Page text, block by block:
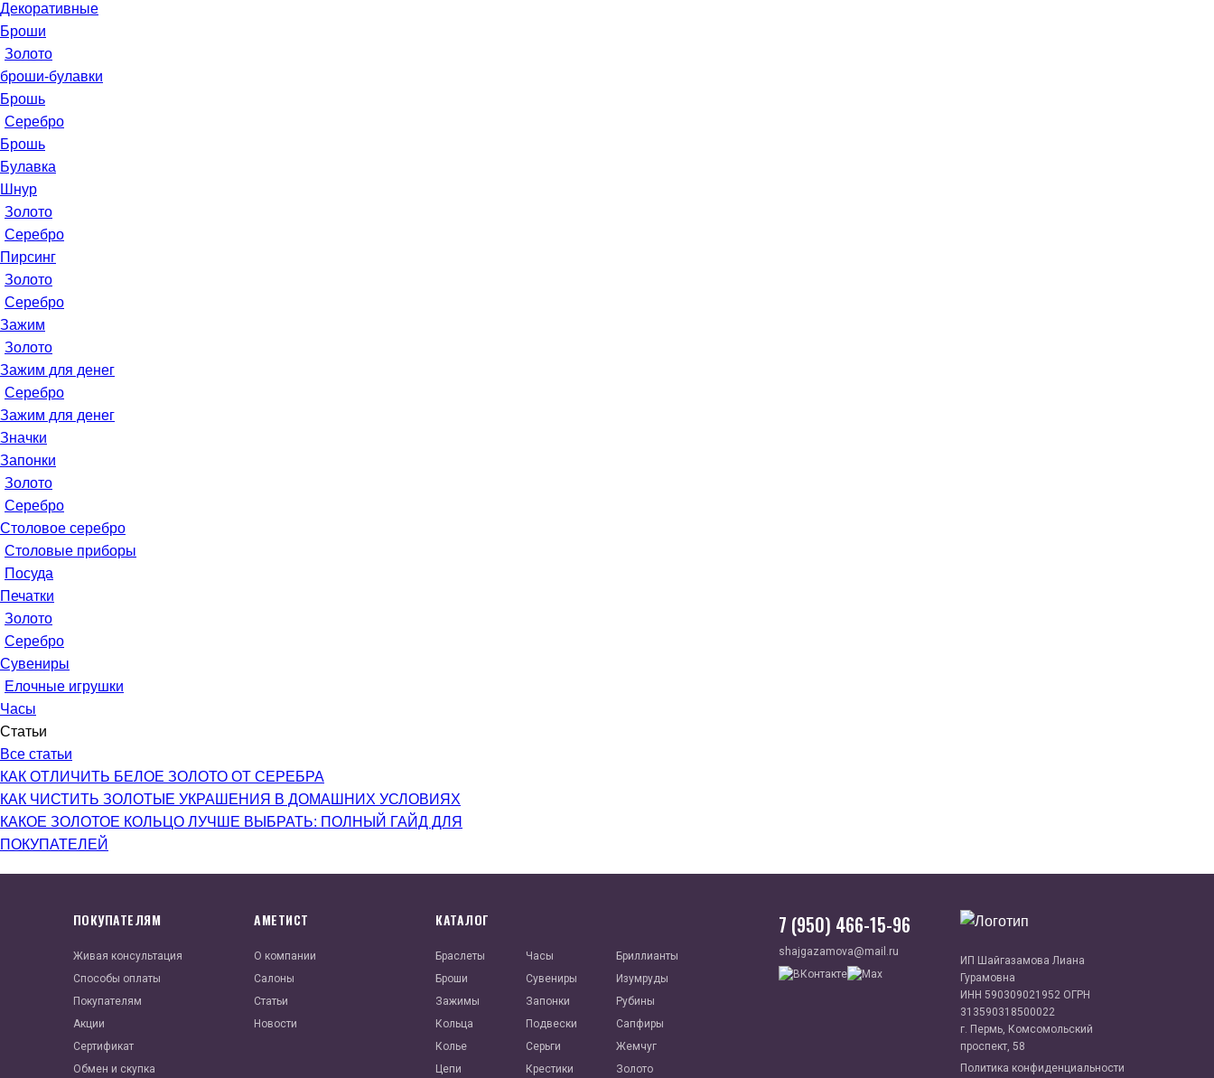
Декоративные
Броши
Золото
броши-булавки
Брошь
Серебро
Брошь
Булавка
Шнур
Золото
Серебро
Пирсинг
Золото
Серебро
Зажим
Золото
Зажим для денег
Серебро
Зажим для денег
Значки
Запонки
Золото
Серебро
Столовое серебро
Столовые приборы
Посуда
Печатки
Золото
Серебро
Сувениры
Елочные игрушки
Часы
Статьи
Все статьи
КАК ОТЛИЧИТЬ БЕЛОЕ ЗОЛОТО ОТ СЕРЕБРА
КАК ЧИСТИТЬ ЗОЛОТЫЕ УКРАШЕНИЯ В ДОМАШНИХ УСЛОВИЯХ
КАКОЕ ЗОЛОТОЕ КОЛЬЦО ЛУЧШЕ ВЫБРАТЬ: ПОЛНЫЙ ГАЙД ДЛЯ
ПОКУПАТЕЛЕЙ
ПОКУПАТЕЛЯМ
Живая консультация
Способы оплаты
Покупателям
Акции
Сертификат
Обмен и скупка
АМЕТИСТ
О компании
Салоны
Статьи
Новости
КАТАЛОГ
Браслеты
Броши
Зажимы
Кольца
Колье
Цепи
Часы
Сувениры
Запонки
Подвески
Серьги
Крестики
Бриллианты
Изумруды
Рубины
Сапфиры
Жемчуг
Золото
7 (950) 466-15-96
shajgazamova@mail.ru
ИП Шайгазамова Лиана
Гурамовна
ИНН 590309021952 ОГРН
313590318500022
г. Пермь, Комсомольский
проспект, 58
Политика конфиденциальности